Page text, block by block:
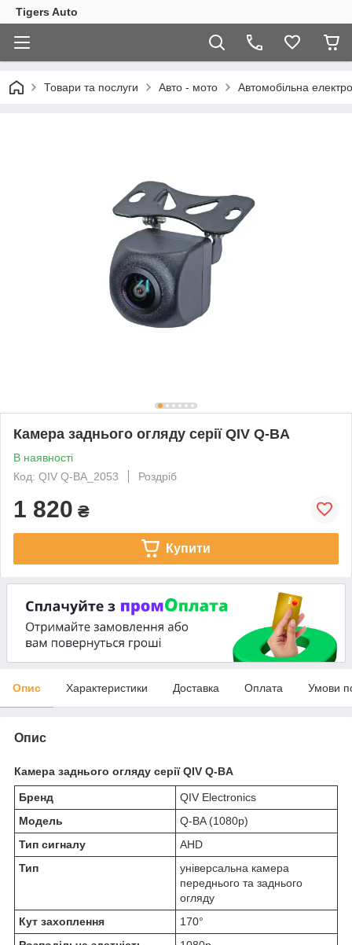
Tigers Auto
Товари та послуги Авто - мото Автомобільна
Камера заднього огляду серії QIV Q-BA
В наявності
Код: QIV Q-BA_2053
Роздріб
1 820 ₴
Купити
Опис Характеристики Доставка Оплата Умови
Опис
Камера заднього огляду серії QIV Q-BA
Бренд
QIV Electronics
Модель
Q-BA (1080p)
Тип сигналу
AHD
Тип
універсальна камера
переднього та заднього
огляду
Кут захоплення
170°